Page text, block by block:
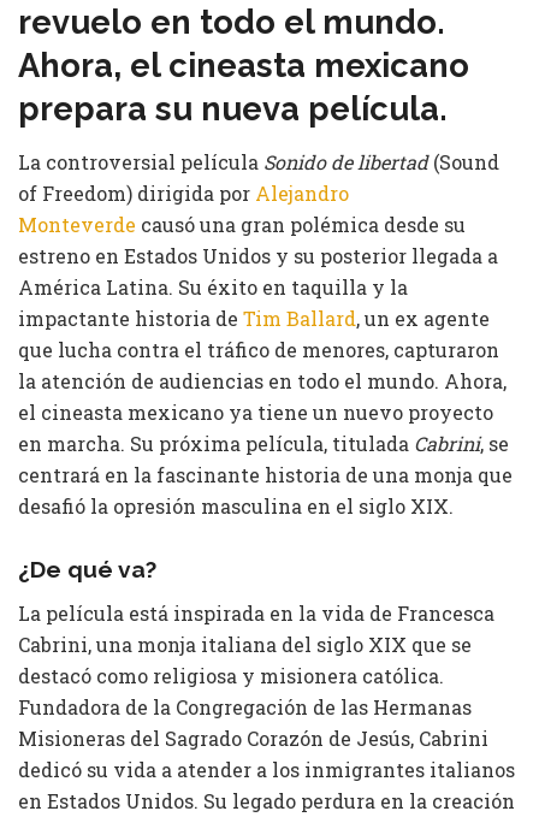
revuelo en todo el mundo.
Ahora, el cineasta mexicano
prepara su nueva película.
La controversial película Sonido de libertad(Sound
of Freedom) dirigida por Alejandro
Monteverde causó una gran polémica desde su
estreno en Estados Unidos y su posterior llegada a
América Latina. Su éxito en taquilla y la
impactante historia de Tim Ballard, un ex agente
que lucha contra el tráfico de menores, capturaron
la atención de audiencias en todo el mundo. Ahora,
el cineasta mexicano ya tiene un nuevo proyecto
en marcha. Su próxima película, titulada Cabrini, se
centrará en la fascinante historia de una monja que
desafió la opresión masculina en el siglo XIX.
¿De qué va?
La película está inspirada en la vida de Francesca
Cabrini, una monja italiana del siglo XIX que se
destacó como religiosa y misionera católica.
Fundadora de la Congregación de las Hermanas
Misioneras del Sagrado Corazón de Jesús, Cabrini
dedicó su vida a atender a los inmigrantes italianos
en Estados Unidos. Su legado perdura en la creación